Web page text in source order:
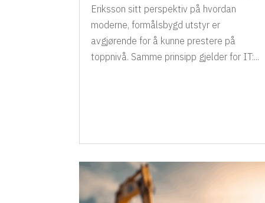
Eriksson sitt perspektiv på hvordan
moderne, formålsbygd utstyr er
avgjørende for å kunne prestere på
toppnivå. Samme prinsipp gjelder for IT:...